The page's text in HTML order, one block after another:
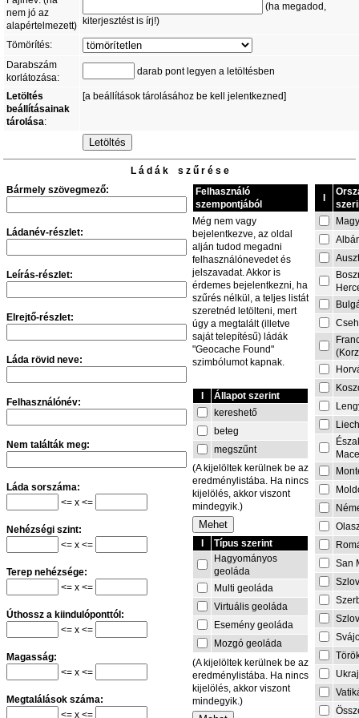
nem jó az
alapértelmezett)
(ha megadod,
kiterjesztést is írj!)
Tömörítés:
Darabszám
korlátozása:
darab pont legyen a letöltésben
Letöltés
beállításainak
tárolása:
[a beállítások tárolásához be kell jelentkezned]
L á d á k s z ű r é s e
Bármely szövegmező:
Ládanév-részlet:
Leírás-részlet:
Elrejtő-részlet:
Láda rövid neve:
Felhasználónév:
Nem találták meg:
Láda sorszáma:
<= x <=
Nehézségi szint:
<= x <=
Terep nehézsége:
<= x <=
Úthossz a kiindulóponttól:
<= x <=
Magasság:
<= x <=
Megtalálások száma:
<= x <=
Felhasználó
szempontjából
Még nem vagy
bejelentkezve, az oldal
alján tudod megadni
felhasználónevedet és
jelszavadat. Akkor is
érdemes bejelentkezni, ha
szűrés nélkül, a teljes listát
szeretnéd letölteni, mert
úgy a megtalált (illetve
saját telepítésű) ládák
"Geocache Found"
szimbólumot kapnak.
I
Állapot szerint
kereshető
beteg
megszűnt
(A kijelöltek kerülnek be az
eredménylistába. Ha nincs
kijelölés, akkor viszont
mindegyik.)
Típus szerint
Hagyományos
geoláda
Multi geoláda
Virtuális geoláda
Esemény geoláda
Mozgó geoláda
(A kijelöltek kerülnek be az
eredménylistába. Ha nincs
kijelölés, akkor viszont
mindegyik.)
I
San